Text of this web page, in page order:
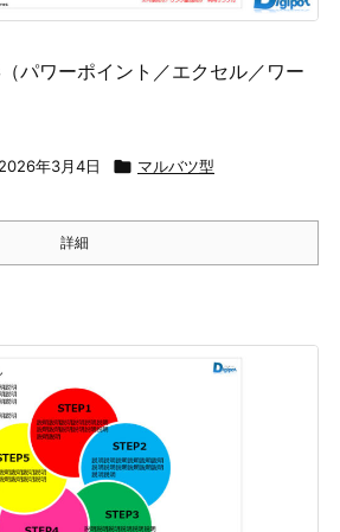
パワーポイント／エクセル／ワー
2026年3月4日  マルバツ型
詳細